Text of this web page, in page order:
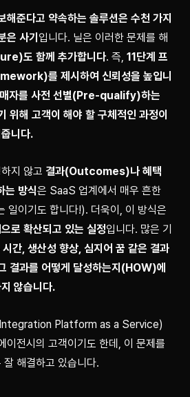
해준다고 약속하는 솔루션은 수천 가지
은 사기 입니다. 닐은 이러한 문제를 해
도 함께 추가합니다. 즉, 11단계 프
를 제시하여 신뢰성을 높입니
자를 사전 선별(Pre-qualify)하는
위해 고객이 해야 할 구체적인 과정이
니다.
지 않고 결과(Outcomes)나 혜택
방식은 SaaS 업계에서 매우 흔한
일이기도 합니다!). 더욱이, 이 방식은
로 확산되고 있는 실정입니다. 많은 기
간, 생산성 향상, 심지어 꿈 같은 결과
결과를 어떻게 달성하는지(HOW)에
않습니다.
Platform as a Service)
이전시의 고객이기도 한데, 이 문제를
해결하고 있습니다.